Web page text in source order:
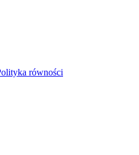
równości